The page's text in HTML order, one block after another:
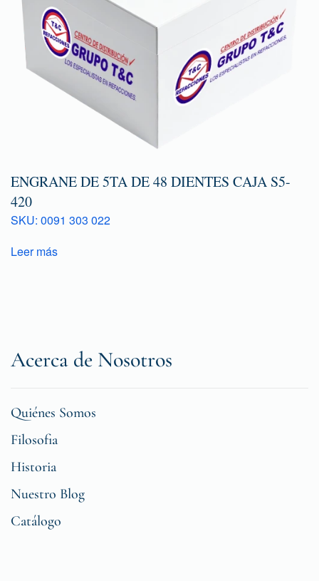
ENGRANE DE 5TA DE 48 DIENTES CAJA S5-
420
SKU: 0091 303 022
Leer más
Acerca de Nosotros
Quiénes Somos
Filosofia
Historia
Nuestro Blog
Catálogo